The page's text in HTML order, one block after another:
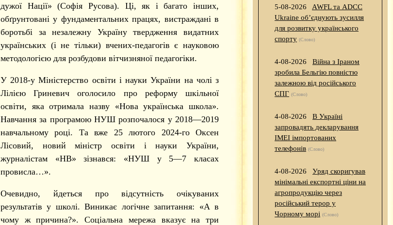
дужої Нації» (Софія Русова). Ці, як і багато інших,
обґрунтовані у фундаментальних працях, вистраждані в
боротьбі за незалежну Україну твердження видатних
українських (і не тільки) вчених-педагогів є науковою
методологією для розбудови вітчизняної педагогіки.
У 2018-у Міністерство освіти і науки України на чолі з
Лілією Гриневич оголосило про реформу шкільної
освіти, яка отримала назву «Нова українська школа».
Навчання за програмою НУШ розпочалося у 2018—2019
навчальному році. Та вже 25 лютого 2024-го Оксен
Лісовий, новий міністр освіти і науки України,
журналістам «НВ» зізнався: «НУШ у 5—7 класах
провисла…».
Очевидно, йдеться про відсутність очікуваних
результатів у школі. Виникає логічне запитання: «А в
чому ж причина?». Соціальна мережа вказує на три
5-08-2026
AWFL та ADCC
Ukraine об’єднують зусилля
для розвитку українського
спорту (Слово)
4-08-2026
Війна з Іраном
зробила Бельгію повністю
залежною від російського
СПГ (Слово)
4-08-2026
В Україні
запровадять декларування
IMEI імпортованих
телефонів (Слово)
4-08-2026
Уряд скоригував
мінімальні експортні ціни на
агропродукцію через
російський терор у
Чорному морі (Слово)